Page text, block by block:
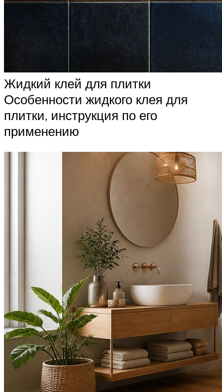
Жидкий клей для плитки
Особенности жидкого клея для
плитки, инструкция по его
применению